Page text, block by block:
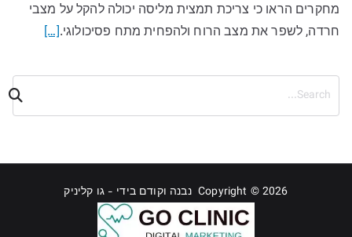
מחקרים הראו כי צריכת תמצית מליסה יכולה להקל על מצבי
חרדה, לשפר את מצב הרוח ולהפחית מתח פסיכולוגי.[…]
ש
Copyright © 2026 נבנה וקודם בידי - גו קליניק